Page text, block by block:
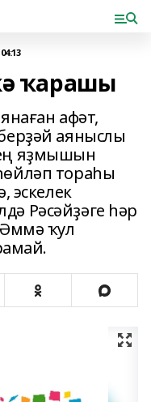
ҡарашы
афәт,
аяныслы
яҙмышын
тораһы
эскелек
Рәсәйҙәге һәр
ҡул